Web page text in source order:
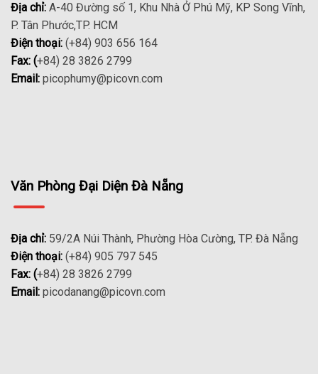
Địa chỉ: A-40 Đường số 1, Khu Nhà Ở Phú Mỹ, KP Song Vĩnh,
P. Tân Phước,TP. HCM
Điện thoại: (+84) 903 656 164
Fax: (+84) 28 3826 2799
Email: picophumy@picovn.com
Văn Phòng Đại Diện Đà Nẵng
Địa chỉ: 59/2A Núi Thành, Phường Hòa Cường, TP. Đà Nẵng
Điện thoại: (+84) 905 797 545
Fax: (+84) 28 3826 2799
Email: picodanang@picovn.com